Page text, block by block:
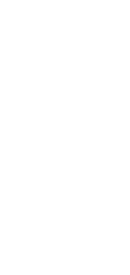
El centro
pesos, cifra a
ocasionados.